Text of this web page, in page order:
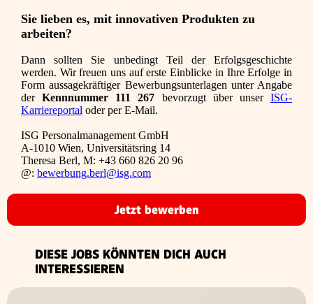
Sie lieben es, mit innovativen Produkten zu
arbeiten?
Dann sollten Sie unbedingt Teil der Erfolgsgeschichte
werden. Wir freuen uns auf erste Einblicke in Ihre Erfolge in
Form aussagekräftiger Bewerbungsunterlagen unter Angabe
derKennnummer 111 267 bevorzugt über unserISG-
Karriereportal oder per E-Mail.
ISG Personalmanagement GmbH
A-1010 Wien, Universitätsring 14
Theresa Berl, M: +43 660 826 20 96
@: bewerbung.berl@isg.com
Jetzt bewerben
DIESE JOBS KÖNNTEN DICH AUCH
INTERESSIEREN